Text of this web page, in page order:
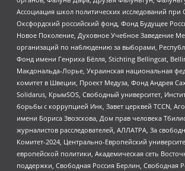
Ассоциация школ политических исследований
Оксфордский российский фонд, Фонд Будущее
Новое Поколение, Духовное Учебное Заведение
организаций по наблюдению за выборами,
Фонд имени Генриха Бёлля, Stichting Bellingcat,
Макдональда-Лорье, Украинская национальная
комитет в Швеции, Проект Медуза, Фонд Андрея
Solidarus, КрымSOS, Свободный университет,
борьбы с коррупцией Инк, Завет церквей TCCN,
имени Бориса Звозскова, Дом прав человека
журналистов расследователей, АЛЛАТРА, За
Комитет-2024, Центрально-Европейский
европейской политики, Академическая сеть
поддержки, Свободная Россия Берлин, Свободная